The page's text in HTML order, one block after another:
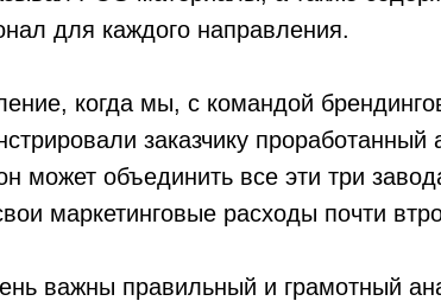
для каждого направления.
когда мы, с командой
заказчику проработанный
может объединить все эти три
маркетинговые расходы почти
важны правильный и грамотный